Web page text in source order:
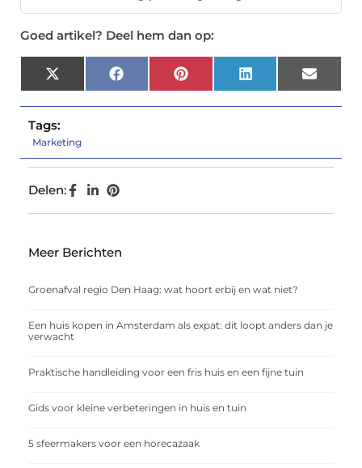
Goed artikel? Deel hem dan op:
X
(Twitter)
Facebook Pinterest LinkedIn Email
Tags:
Marketing
Delen:
Meer Berichten
Groenafval regio Den Haag: wat hoort erbij en wat niet?
Een huis kopen in Amsterdam als expat: dit loopt anders dan je
verwacht
Praktische handleiding voor een fris huis en een fijne tuin
Gids voor kleine verbeteringen in huis en tuin
5 sfeermakers voor een horecazaak